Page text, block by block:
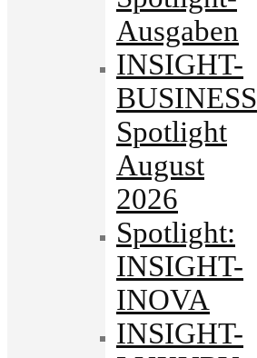
Ausgaben
INSIGHT-
BUSINESS
Spotlight
August
2026
Spotlight:
INSIGHT-
INOVA
INSIGHT-